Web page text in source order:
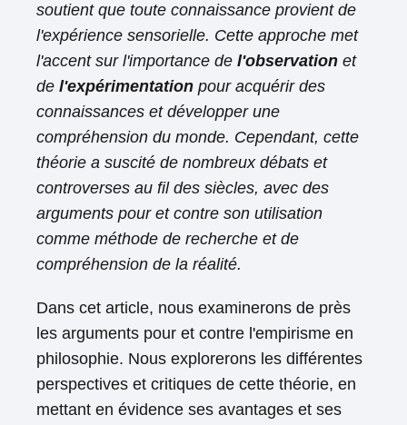
soutient que toute connaissance provient de
l'expérience sensorielle. Cette approche met
l'accent sur l'importance de l'observation et
de l'expérimentation pour acquérir des
connaissances et développer une
compréhension du monde. Cependant, cette
théorie a suscité de nombreux débats et
controverses au fil des siècles, avec des
arguments pour et contre son utilisation
comme méthode de recherche et de
compréhension de la réalité.
Dans cet article, nous examinerons de près
les arguments pour et contre l'empirisme en
philosophie. Nous explorerons les différentes
perspectives et critiques de cette théorie, en
mettant en évidence ses avantages et ses